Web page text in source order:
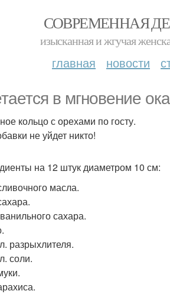
СОВРЕМЕННАЯ
изысканная и жгучая
главная новости
в мгновение
кольцо с орехами по госту.
не уйдет никто!
на 12 штук диаметром 10 см:
масла.
сахара.
разрыхлителя.
соли.